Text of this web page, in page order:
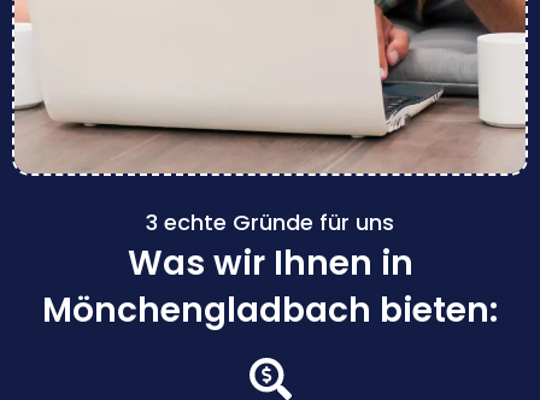
3 echte Gründe für uns
Was wir Ihnen in
Mönchengladbach bieten: